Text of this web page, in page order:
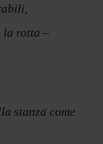
la rotta –
stanza come